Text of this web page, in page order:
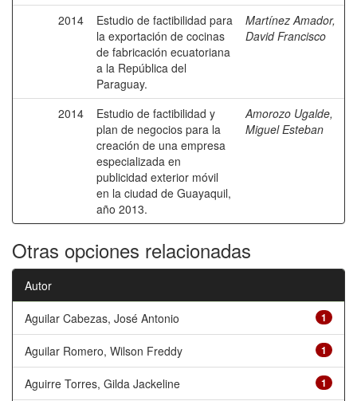
2014
Estudio de factibilidad para
la exportación de cocinas
de fabricación ecuatoriana
a la República del
Paraguay.
Martínez Amador,
David Francisco
2014
Estudio de factibilidad y
plan de negocios para la
creación de una empresa
especializada en
publicidad exterior móvil
en la ciudad de Guayaquil,
año 2013.
Amorozo Ugalde,
Miguel Esteban
Otras opciones relacionadas
Autor
1
Aguilar Cabezas, José Antonio
1
Aguilar Romero, Wilson Freddy
1
Aguirre Torres, Gilda Jackeline